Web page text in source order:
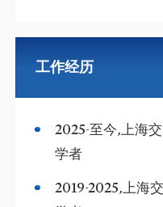
工作经历
2025-至今,上海
学者
2019-2025,上海